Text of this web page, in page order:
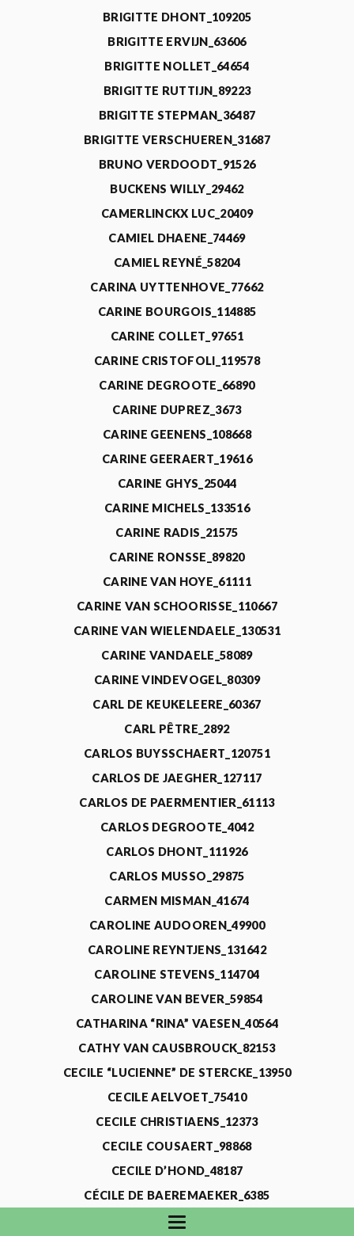
BRIGITTE DHONT_109205
BRIGITTE ERVIJN_63606
BRIGITTE NOLLET_64654
BRIGITTE RUTTIJN_89223
BRIGITTE STEPMAN_36487
BRIGITTE VERSCHUEREN_31687
BRUNO VERDOODT_91526
BUCKENS WILLY_29462
CAMERLINCKX LUC_20409
CAMIEL DHAENE_74469
CAMIEL REYNÉ_58204
CARINA UYTTENHOVE_77662
CARINE BOURGOIS_114885
CARINE COLLET_97651
CARINE CRISTOFOLI_119578
CARINE DEGROOTE_66890
CARINE DUPREZ_3673
CARINE GEENENS_108668
CARINE GEERAERT_19616
CARINE GHYS_25044
CARINE MICHELS_133516
CARINE RADIS_21575
CARINE RONSSE_89820
CARINE VAN HOYE_61111
CARINE VAN SCHOORISSE_110667
CARINE VAN WIELENDAELE_130531
CARINE VANDAELE_58089
CARINE VINDEVOGEL_80309
CARL DE KEUKELEERE_60367
CARL PÊTRE_2892
CARLOS BUYSSCHAERT_120751
CARLOS DE JAEGHER_127117
CARLOS DE PAERMENTIER_61113
CARLOS DEGROOTE_4042
CARLOS DHONT_111926
CARLOS MUSSO_29875
CARMEN MISMAN_41674
CAROLINE AUDOOREN_49900
CAROLINE REYNTJENS_131642
CAROLINE STEVENS_114704
CAROLINE VAN BEVER_59854
CATHARINA “RINA” VAESEN_40564
CATHY VAN CAUSBROUCK_82153
CECILE “LUCIENNE” DE STERCKE_13950
CECILE AELVOET_75410
CECILE CHRISTIAENS_12373
CECILE COUSAERT_98868
CECILE D’HOND_48187
CÉCILE DE BAEREMAEKER_6385
CECILE DE WAELE_4731